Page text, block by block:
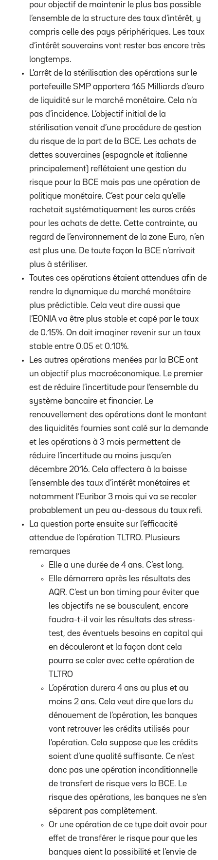
pour objectif de maintenir le plus bas possible
l’ensemble de la structure des taux d’intérêt, y
compris celle des pays périphériques. Les taux
d’intérêt souverains vont rester bas encore très
longtemps.
L’arrêt de la stérilisation des opérations sur le
portefeuille SMP apportera 165 Milliards d’euro
de liquidité sur le marché monétaire. Cela n’a
pas d’incidence. L’objectif initial de la
stérilisation venait d’une procédure de gestion
du risque de la part de la BCE. Les achats de
dettes souveraines (espagnole et italienne
principalement) reflétaient une gestion du
risque pour la BCE mais pas une opération de
politique monétaire. C’est pour cela qu’elle
rachetait systématiquement les euros créés
pour les achats de dette. Cette contrainte, au
regard de l’environnement de la zone Euro, n’en
est plus une. De toute façon la BCE n’arrivait
plus à stériliser.
Toutes ces opérations étaient attendues afin de
rendre la dynamique du marché monétaire
plus prédictible. Cela veut dire aussi que
l’EONIA va être plus stable et capé par le taux
de 0.15%. On doit imaginer revenir sur un taux
stable entre 0.05 et 0.10%.
Les autres opérations menées par la BCE ont
un objectif plus macroéconomique. Le premier
est de réduire l’incertitude pour l’ensemble du
système bancaire et financier. Le
renouvellement des opérations dont le montant
des liquidités fournies sont calé sur la demande
et les opérations à 3 mois permettent de
réduire l’incertitude au moins jusqu’en
décembre 2016. Cela affectera à la baisse
l’ensemble des taux d’intérêt monétaires et
notamment l’Euribor 3 mois qui va se recaler
probablement un peu au-dessous du taux refi.
La question porte ensuite sur l’efficacité
attendue de l’opération TLTRO. Plusieurs
remarques
Elle a une durée de 4 ans. C’est long.
Elle démarrera après les résultats des
AQR. C’est un bon timing pour éviter que
les objectifs ne se bousculent, encore
faudra-t-il voir les résultats des stress-
test, des éventuels besoins en capital qui
en découleront et la façon dont cela
pourra se caler avec cette opération de
TLTRO
L’opération durera 4 ans au plus et au
moins 2 ans. Cela veut dire que lors du
dénouement de l’opération, les banques
vont retrouver les crédits utilisés pour
l’opération. Cela suppose que les crédits
soient d’une qualité suffisante. Ce n’est
donc pas une opération inconditionnelle
de transfert de risque vers la BCE. Le
risque des opérations, les banques ne s’en
séparent pas complètement.
Or une opération de ce type doit avoir pour
effet de transférer le risque pour que les
banques aient la possibilité et l’envie de